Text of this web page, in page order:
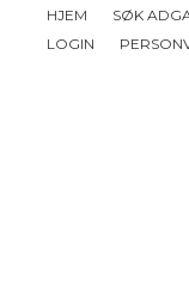
HJEM SØK
LOGIN